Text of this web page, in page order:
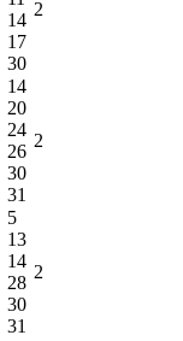
14
17
30
2
14
20
24
26
30
31
2
5
13
14
28
30
31
2